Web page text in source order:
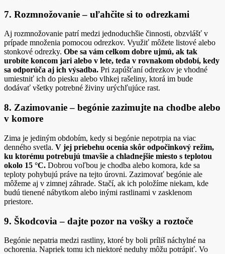
7. Rozmnožovanie – uľahčite si to odrezkami
Aj rozmnožovanie patrí medzi jednoduchšie činnosti, obzvlášť v
prípade množenia pomocou odrezkov. Využiť môžete listové alebo
stonkové odrezky. Obe sa vám celkom dobre ujmú, ak tak
urobíte koncom jari alebo v lete, teda v rovnakom období, kedy
sa odporúča aj ich výsadba. Pri zapúšťaní odrezkov je vhodné
umiestniť ich do piesku alebo vlhkej rašeliny, ktorá im bude
dodávať všetky potrebné živiny urýchľujúce rast.
8. Zazimovanie – begónie zazimujte na chodbe alebo
v komore
Zima je jediným obdobím, kedy si begónie nepotrpia na viac
denného svetla. V jej priebehu ocenia skôr odpočinkový režim,
ku ktorému potrebujú tmavšie a chladnejšie miesto s teplotou
okolo 15 °C. Dobrou voľbou je chodba alebo komora, kde sa
teploty pohybujú práve na tejto úrovni. Zazimovať begónie ale
môžeme aj v zimnej záhrade. Stačí, ak ich položíme niekam, kde
budú tienené nábytkom alebo inými rastlinami v zasklenom
priestore.
9. Škodcovia – dajte pozor na vošky a roztoče
Begónie nepatria medzi rastliny, ktoré by boli príliš náchylné na
ochorenia. Napriek tomu ich niektoré neduhy môžu potrápiť. Vo